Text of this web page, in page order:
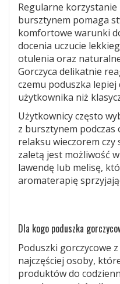
Regularne
bursztynem pomaga
komfortowe warunki
docenia uczucie
otulenia oraz
Gorczyca delikatnie
czemu poduszka
użytkownika niż
Użytkownicy często
z bursztynem podczas
relaksu wieczorem
zaletą jest możliwość
lawendę lub melisę,
aromaterapię
Dla kogo poduszka
Poduszki gorczycowe
najczęściej osoby,
produktów do